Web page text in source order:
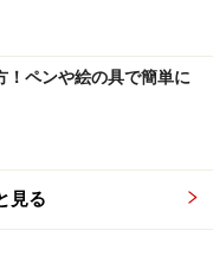
物で、お試しくださ
！ペンや絵の具で簡単に
見る